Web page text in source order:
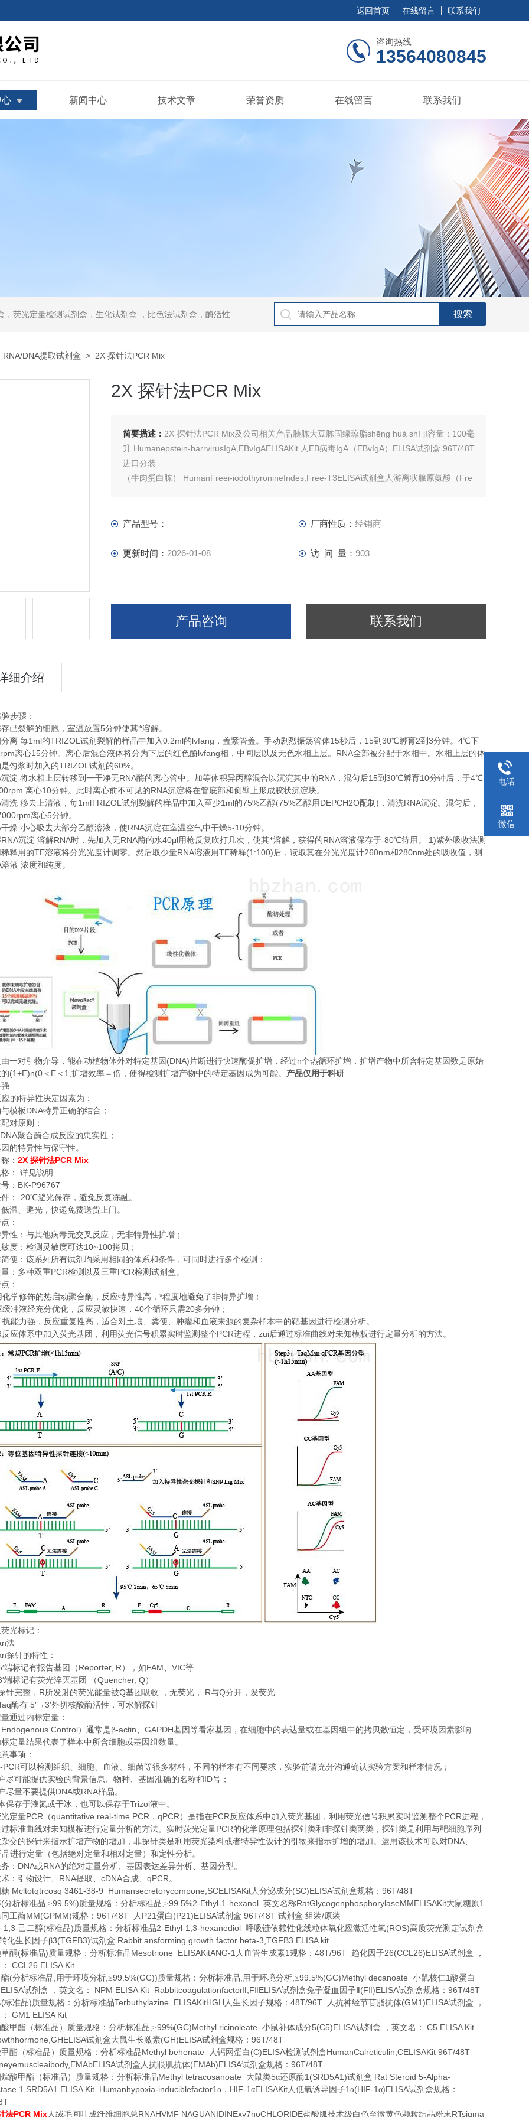
返回首页 在线留言 联系我们
咨询热线
13564080845
心 新闻中心 技术文章 荣誉资质 在线留言 联系我们
试剂盒，抗体，重组蛋白，分光光度法检测试剂盒，细胞株，原代细胞，细胞培养基，标准溶液产品。代理并销售进口SIGMA试剂、abcam抗体、R&D抗体、CST抗体、ATCC细胞、BD公司、GE公司公司产品。
RNA/DNA提取试剂盒 > 2X 探针法PCR Mix
2X 探针法PCR Mix
简要描述： 2X 探针法PCR Mix及公司相关产品胰胨大豆胨固绿琼脂shēng huà shì jì容量：100毫
升 Humanepstein-barrvirusIgA,EBvIgAELISAKit 人EB病毒IgA（EBvIgA）ELISA试剂盒 96T/48T
进口分装
（牛肉蛋白胨） HumanFreei-iodothyronineIndes,Free-T3ELISA试剂盒人游离状腺原氨酸（Fre
产品型号： 厂商性质： 经销商
更新时间： 2026-01-08 访 问 量： 903
产品咨询 联系我们
细介绍
步骤：
已裂解的细胞，室温放置5分钟使其*溶解。
离 每1ml的TRIZOL 试剂裂解的样品中加入0.2ml的lvfang ，盖紧管盖。手动剧烈振荡管体15秒后， 15到 30℃孵育2到 3分钟。 4℃下
离心15分钟。离心后混合液体将分为下层的红色酚lvfang相，中间层以及无色水相上层。 RNA全部被分配于水相中。水相上层的体
匀浆时加入的TRIZOL 试剂的60%。
沉淀 将水相上层转移到一干净无RNA酶的离心管中。加等体积异丙醇混合以沉淀其中的RNA ，混匀后15到 30℃孵育10分钟后，于4℃
离心10分钟。此时离心前不可见的RNA沉淀将在管底部和侧壁上形成胶状沉淀块。
清洗 移去上清液，每1mlTRIZOL 试剂裂解的样品中加入至少1ml的75%乙醇(75%乙醇用 DEPCH2O配制 ) ，清洗RNA沉淀。混匀后，
离心5分钟。
干燥 小心吸去大部分乙醇溶液，使RNA沉淀在室温空气中干燥5-10分钟。
RNA沉淀 溶解RNA时，先加入无RNA酶的水40μl用枪反复吹打几次，使其*溶解，获得的RNA溶液保存于-80℃待用。 1)紫外吸收法测
释用的TE溶液将分光光度计调零。然后取少量RNA溶液用TE稀释(1:100)后，读取其在分光光度计260nm和 280nm处的吸收值，测
溶液 浓度和纯度。
一对引物介导，能在动植物体外对特定基因 (DNA) 片断进行快速酶促扩增，经过n个热循环扩增，扩增产物中所含特定基因数是原始
(1+E)n(0 ＜ E ＜ 1, 扩增效率＝倍，使得检测扩增产物中的特定基因成为可能。 产品仅用于科研
应的特异性决定因素为：
模板 DNA特异正确的结合；
对原则；
聚合酶合成反应的忠实性；
的特异性与保守性。
： 2X 探针法PCR Mix
：
详见说明
： BK-P96767
： -20℃避光保存，避免反复冻融。
温、避光，快递免费送货上门。
：
性：与其他病毒无交叉反应，无非特异性扩增；
度：检测灵敏度可达10~100拷贝；
便：该系列所有试剂均采用相同的体系和条件，可同时进行多个检测；
：多种双重PCR检测以及三重PCR检测试剂盒。
：
化学修饰的热启动聚合酶，反应特异性高， *程度地避免了非特异扩增；
缓冲液经充分优化，反应灵敏快速， 40个循环只需20多分钟；
扰能力强，反应重复性高，适合对土壤、粪便、肿瘤和血液来源的复杂样本中的靶基因进行检测分析。
反应体系中加入荧光基团，利用荧光信号积累实时监测整个PCR进程， zui后通过标准曲线对未知模板进行定量分析的方法。
光标记：
法
探针的特性：
端标记有报告基团（ Reporter, R ），如FAM、 VIC等
端标记有荧光淬灭基团 （Quencher, Q）
针完整， R所发射的荧光能量被Q基团吸收 ，无荧光， R与Q分开，发荧光
酶有 5′→3′外切核酸酶活性，可水解探针
通过内标定量：
Endogenous Control）通常是β-actin、 GAPDH基因等看家基因，在细胞中的表达量或在基因组中的拷贝数恒定，受环境因素影响
定量结果代表了样本中所含细胞或基因组数量。
事项：
PCR可以检测组织、细胞、血液、细菌等很多材料，不同的样本有不同要求，实验前请充分沟通确认实验方案和样本情况；
尽可能提供实验的背景信息、物种、基因准确的名称和 ID号；
尽量不要提供DNA或RNA样品。
保存于液氮或干冰，也可以保存于Trizol液中。
定量PCR （quantitative real-time PCR ， qPCR ）是指在PCR反应体系中加入荧光基团，利用荧光信号积累实时监测整个PCR进程，
标准曲线对未知模板进行定量分析的方法。实时荧光定量PCR的化学原理包括探针类和非探针类两类，探针类是利用与靶细胞序列
交的探针来指示扩增产物的增加，非探针类是利用荧光染料或者特异性设计的引物来指示扩增的增加。运用该技术可以对DNA、
品进行定量（包括绝对定量和相对定量）和定性分析。
： DNA或RNA的绝对定量分析、基因表达差异分析、基因分型。
：引物设计、 RNA提取、 cDNA合成、 qPCR。
Mcltotqtrcosq 3461-38-9 Humansecretorycompone,SCELISAKit人分泌成分(SC)ELISA试剂盒规格： 96T/48T
(分析标准品 ≥99.5%)质量规格：分析标准品 ≥99.5%2-Ethyl-1-hexanol 英文名称RatGlycogenphosphorylaseMMELISAKit大鼠糖原1
工酶MM(GPMM)规格： 96T/48T 人 P21 蛋白 (P21)ELISA试剂盒 96T/48T 试剂盒 组装/原装
-1,3-己二醇(标准品)质量规格：分析标准品2-Ethyl-1,3-hexanediol 呼吸链依赖性化线粒体氧化应激活性氧(ROS)高质荧光测定试剂盒
化生长因子β3(TGFB3)试剂盒 Rabbit ansforming growth factor beta-3,TGFB3 ELISA kit
酮 (标准品)质量规格：分析标准品Mesotrione ELISAKitANG-1 人血管生成素1 规格： 48T/96T 趋化因子26(CCL26)ELISA试剂盒
，
CCL26 ELISA Kit
(分析标准品 用于环境分析 ≥99.5%(GC))质量规格：分析标准品 用于环境分析 ≥99.5%(GC)Methyl decanoate 小鼠核仁1 酸蛋白
试剂盒 ，英文名： NPM ELISA Kit Rabbitcoagulationfactor ,F ELISA试剂盒兔子凝血因子Ⅱ (F )ELISA试剂盒规格： 96T/48T
(标准品)质量规格：分析标准品Terbuthylazine ELISAKitHGH 人生长因子规格： 48T/96T 人抗神经节苷脂抗体(GM1)ELISA试剂盒
，
GM1 ELISA Kit
甲酯（标准品）质量规格：分析标准品 ≥99%(GC)Methyl ricinoleate 小鼠补体成分5(C5)ELISA试剂盒 ，英文名：
C5 ELISA Kit
试剂盒大鼠生长激素(GH)ELISA试剂盒规格： 96T/48T
酯（标准品）质量规格：分析标准品Methyl behenate 人钙网蛋白 (C)ELISA检测试剂盒HumanCalreticulin,CELISAKit 96T/48T
试剂盒人抗眼肌抗体(EMAb)ELISA试剂盒规格： 96T/48T
酸甲酯（标准品）质量规格：分析标准品Methyl tetracosanoate 大鼠类5α还原酶1(SRD5A1)试剂盒 Rat Steroid 5-Alpha-
1,SRD5A1 ELISA Kit Humanhypoxia-induciblefactor1 α， HIF-1 αELISAKit人低氧诱导因子1 α(HIF-1 α)ELISA试剂盒规格：
法PCR Mix人绒毛间叶成纤维细胞总RNAHVMF NAGUANIDINExy7noCHLORIDE盐酸胍技术级白色至微黄色颗粒结晶粉末RTsigma
电话
微信